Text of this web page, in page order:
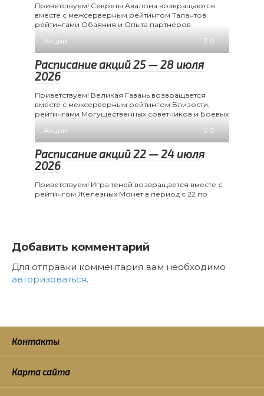
Приветствуем! Секреты Авалона возвращаются
вместе с межсерверным рейтингом Талантов,
рейтингами Обаяния и Опыта партнёров
Акции
0
Расписание акций 25 — 28 июля
2026
Приветствуем! Великая Гавань возвращается
вместе с межсерверным рейтингом Близости,
рейтингами Могущественных советников и Боевых
Акции
0
Расписание акций 22 — 24 июля
2026
Приветствуем! Игра теней возвращается вместе с
рейтингом Железных Монет в период с 22 по
Добавить комментарий
Для отправки комментария вам необходимо
авторизоваться.
Контакты
Карта сайта